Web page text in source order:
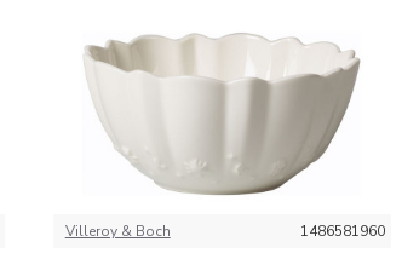
Villeroy & Boch 1486581960